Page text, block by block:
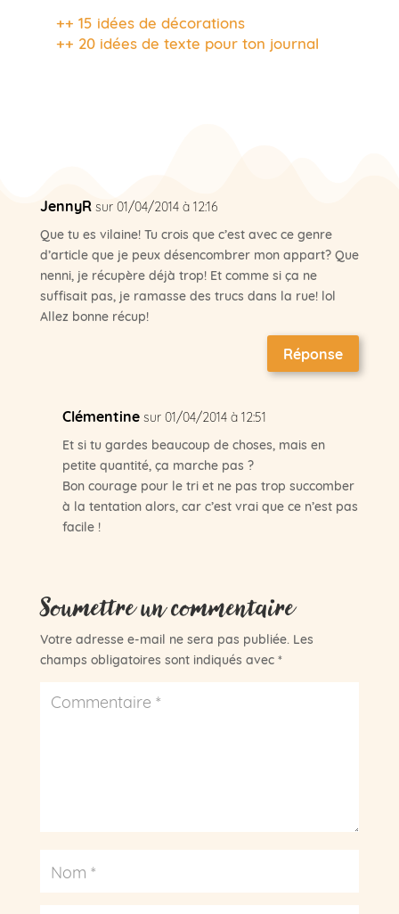
++ 15 idées de décorations
++ 20 idées de texte pour ton journal
JennyR sur 01/04/2014 à 12:16
Que tu es vilaine! Tu crois que c’est avec ce genre
d’article que je peux désencombrer mon appart? Que
nenni, je récupère déjà trop! Et comme si ça ne
suffisait pas, je ramasse des trucs dans la rue! lol
Allez bonne récup!
Réponse
Clémentine sur 01/04/2014 à 12:51
Et si tu gardes beaucoup de choses, mais en
petite quantité, ça marche pas ?
Bon courage pour le tri et ne pas trop succomber
à la tentation alors, car c’est vrai que ce n’est pas
facile !
Soumettre un commentaire
Votre adresse e-mail ne sera pas publiée. Les
champs obligatoires sont indiqués avec *